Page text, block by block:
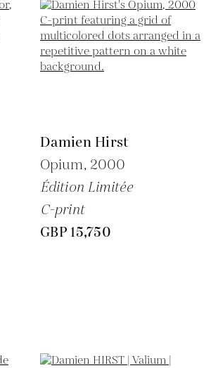
Damien Hirst
Opium, 2000
Édition Limitée
C-print
GBP 15,750